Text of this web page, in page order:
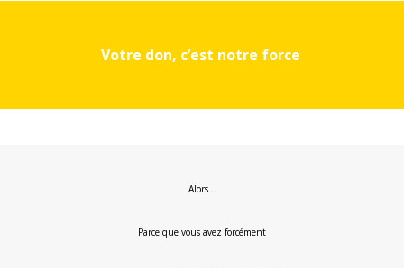
Votre don, c’est notre force
Alors…
Parce que vous avez forcément